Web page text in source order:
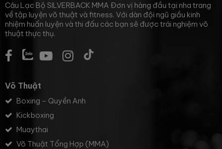
Câu Lạc Bộ SILVERBACK MMA Đơn vị hàng đầu tại nha trang
về tập luyện võ thuật và fitness. Với dàn đội ngũ giầu kinh
nhiệm huấn luyện và thi đấu các bạn sẽ được trái nghiệm võ
thuật thực thụ.
Võ Thuật
Boxing – Quyền Anh
Kickboxing
Muaythai
Võ Thuật Tổng Hợp (MMA)